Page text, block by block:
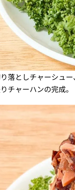
落としチャーシュ
チャーハンの完成。